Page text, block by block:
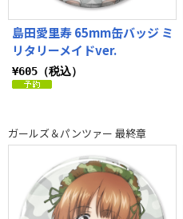
島田愛里寿 65mm缶バッジ ミ
リタリーメイドver.
¥605（税込）
ガールズ＆パンツァー 最終章